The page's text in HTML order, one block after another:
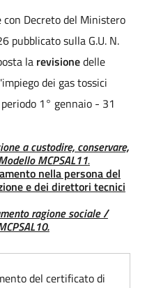
con Decreto del Ministero
pubblicato sulla G.U. N.
la revisionedelle
dei gas tossici
1° gennaio - 31
a custodire, conservare,
MCPSAL11.
nella persona del
e dei direttori tecnici
ragione sociale /
del certificato di